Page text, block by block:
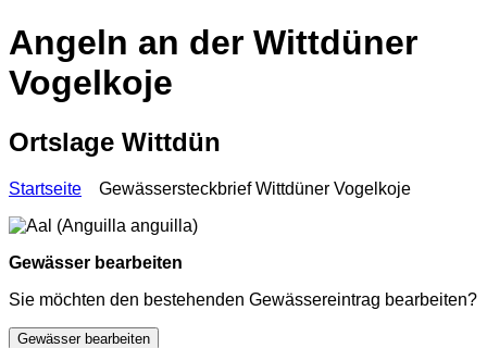
Angeln an der Wittdüner
Vogelkoje
Ortslage Wittdün
Startseite Gewässersteckbrief Wittdüner Vogelkoje
Gewässer bearbeiten
Sie möchten den bestehenden Gewässereintrag bearbeiten?
Gewässer bearbeiten